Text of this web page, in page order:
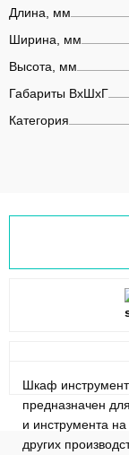
Длина, мм
Ширина, мм
Высота, мм
Габариты ВхШхГ
Категория
Шкаф
предназначен
и инструмента
других